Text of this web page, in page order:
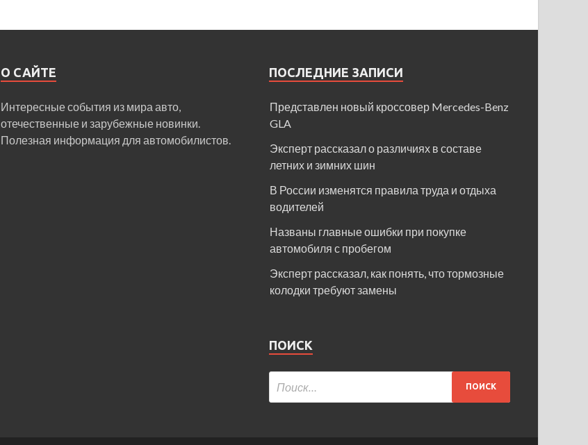
О САЙТЕ
Интересные события из мира авто,
отечественные и зарубежные новинки.
Полезная информация для автомобилистов.
ПОСЛЕДНИЕ ЗАПИСИ
Представлен новый кроссовер Mercedes-Benz
GLA
Эксперт рассказал о различиях в составе
летних и зимних шин
В России изменятся правила труда и отдыха
водителей
Названы главные ошибки при покупке
автомобиля с пробегом
Эксперт рассказал, как понять, что тормозные
колодки требуют замены
ПОИСК